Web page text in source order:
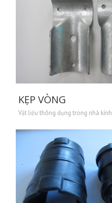
KẸP VÒNG
Vật liệu thông dụng trong nhà kính